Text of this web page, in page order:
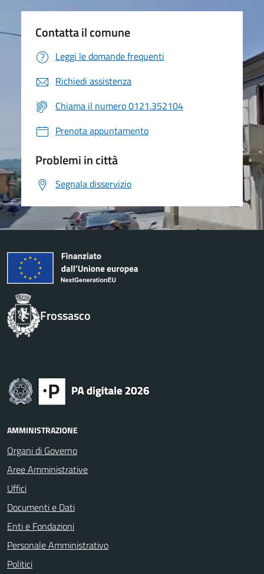
Contatta il comune
Leggi le domande frequenti
Richiedi assistenza
Chiama il numero 0121.352104
Prenota appuntamento
Problemi in città
Segnala disservizio
Frossasco
AMMINISTRAZIONE
Organi di Governo
Aree Amministrative
Uffici
Documenti e Dati
Enti e Fondazioni
Personale Amministrativo
Politici